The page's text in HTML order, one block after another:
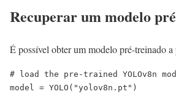
Recuperar um modelo
É possível obter um modelo pré-treinado
# load the pre-trained YOLOv8n
model = YOLO("yolov8n.pt")